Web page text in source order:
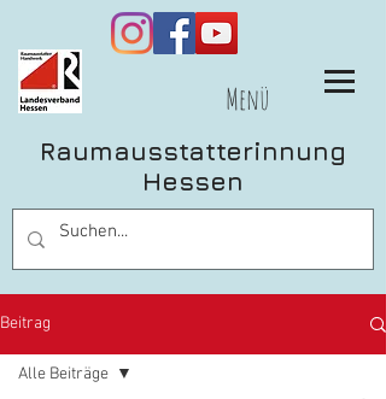
Menü
Raumausstatterinnung
Hessen
Beitrag
Alle Beiträge